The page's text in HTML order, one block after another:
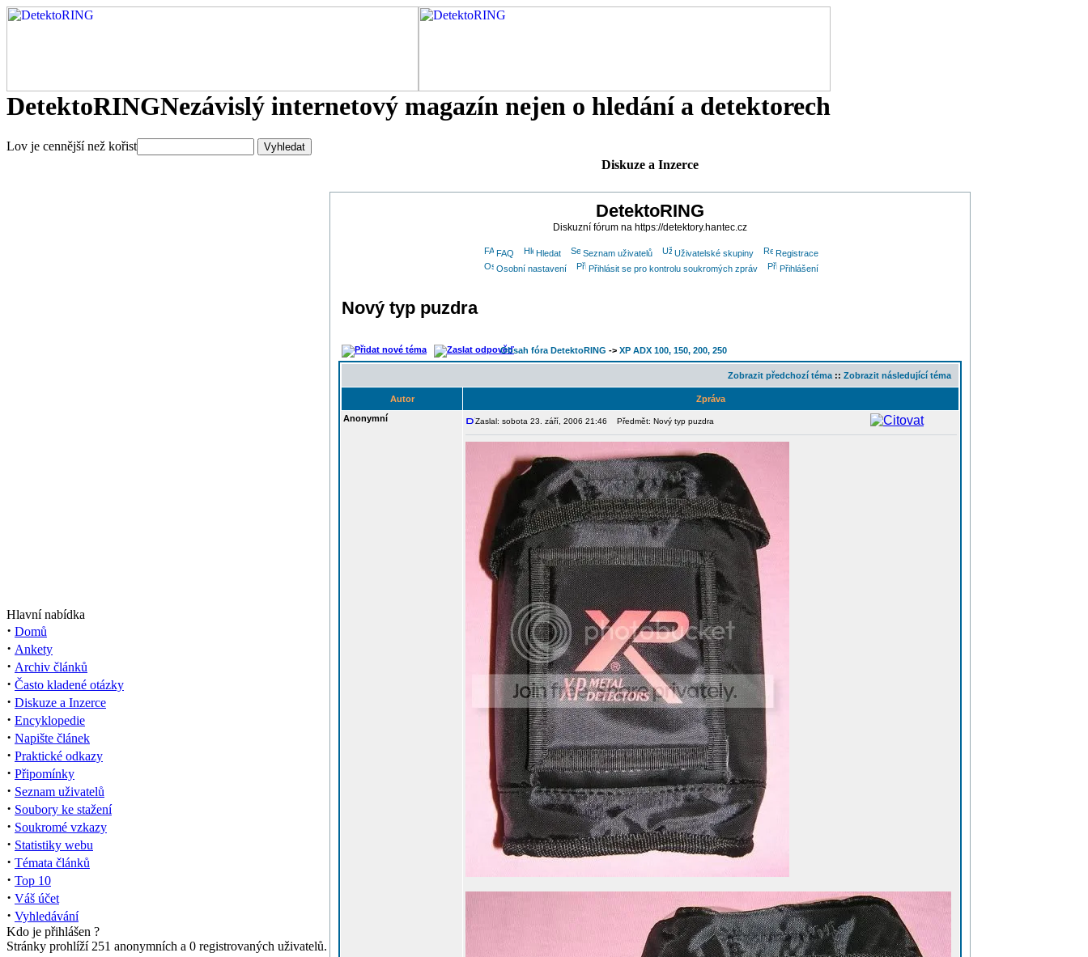
DetektoRINGNezávislý internetový magazín nejen o hledání a detektorech
Lov je cennější než kořist
Hlavní nabídka
· Domů
· Ankety
· Archiv článků
· Často kladené otázky
· Diskuze a Inzerce
· Encyklopedie
· Napište článek
· Praktické odkazy
· Připomínky
· Seznam uživatelů
· Soubory ke stažení
· Soukromé vzkazy
· Statistiky webu
· Témata článků
· Top 10
· Váš účet
· Vyhledávání
Kdo je přihlášen ?
Stránky prohlíží 251 anonymních a 0 registrovaných uživatelů.
Diskuze a Inzerce
DetektoRING
Diskuzní fórum na https://detektory.hantec.cz
FAQ Hledat Seznam uživatelů Uživatelské skupiny
Registrace
Osobní nastavení
Přihlásit se pro kontrolu soukromých zpráv Přihlášení
Nový typ puzdra
Obsah fóra DetektoRING -> XP ADX 100, 150, 200, 250
Zobrazit předchozí téma :: Zobrazit následující téma
Autor
Zpráva
Anonymní
Zaslal: sobota 23. září, 2006 21:46 Předmět: Nový typ puzdra